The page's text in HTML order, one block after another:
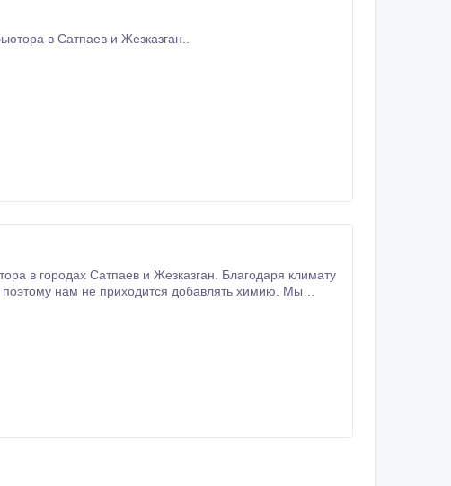
в Сатпаев и Жезказган..
в городах Сатпаев и Жезказган. Благодаря климату